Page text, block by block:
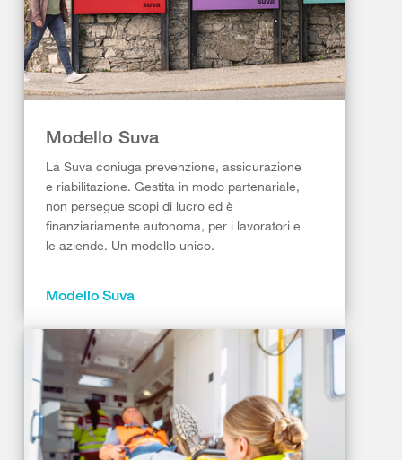
Modello Suva
La Suva coniuga prevenzione, assicurazione
e riabilitazione. Gestita in modo partenariale,
non persegue scopi di lucro ed è
finanziariamente autonoma, per i lavoratori e
le aziende. Un modello unico.
Modello Suva